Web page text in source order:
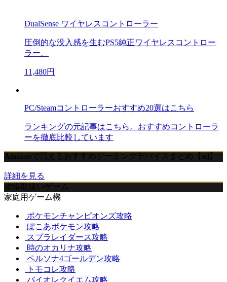
DualSense ワイヤレスコントローラー
圧倒的な没入感を生むPS5純正ワイヤレスコントロー
ラー。
11,480円
PC/Steamコントローラーおすすめ20選はこちら
ランキングの元記事はこちら。おすすめコントローラ
ーを徹底比較しています
Amazonで買えるおすすめゲーミングデバイスまとめ【ad】
詳細を見る
攻略取扱いゲーム
家庭用ゲーム機
ポケモンチャンピオンズ攻略
ぽこあポケモン攻略
スプラレイダース攻略
時のオカリナ攻略
ペルソナ4ゴールデン攻略
トモコレ攻略
バイオレクイエム攻略